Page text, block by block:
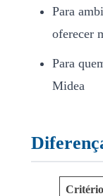
Para
oferecer
Para
Midea
Critério